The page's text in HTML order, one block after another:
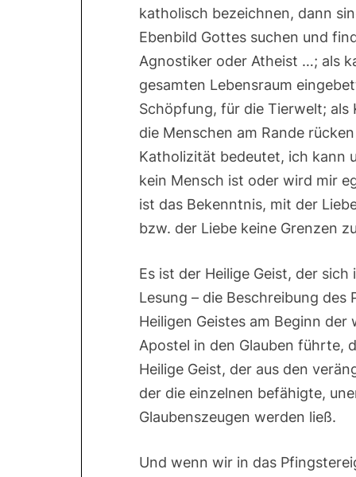
katholisch bezeichnen, dann
Ebenbild Gottes suchen und
Agnostiker oder Atheist …; als
gesamten Lebensraum
Schöpfung, für die Tierwelt; als
die Menschen am Rande
Katholizität bedeutet, ich kann
kein Mensch ist oder wird mir
ist das Bekenntnis, mit der
bzw. der Liebe keine Grenzen
Es ist der Heilige Geist, der
Lesung – die Beschreibung
Heiligen Geistes am Beginn
Apostel in den Glauben führte,
Heilige Geist, der aus den
der die einzelnen befähigte,
Glaubenszeugen werden ließ.
Und wenn wir in das